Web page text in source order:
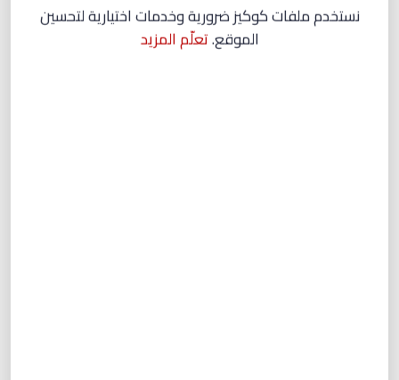
جلسة تعريفية
نستخدم ملفات كوكيز ضرورية وخدمات اختيارية لتحسين
الموقع.تعلّم المزيد